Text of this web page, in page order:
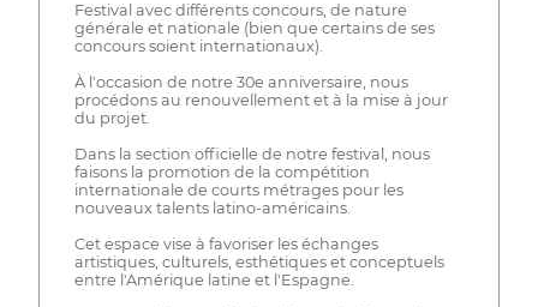
Festival avec différents concours, de nature
générale et nationale (bien que certains de ses
concours soient internationaux).
À l'occasion de notre 30e anniversaire, nous
procédons au renouvellement et à la mise à jour
du projet.
Dans la section officielle de notre festival, nous
faisons la promotion de la compétition
internationale de courts métrages pour les
nouveaux talents latino-américains.
Cet espace vise à favoriser les échanges
artistiques, culturels, esthétiques et conceptuels
entre l'Amérique latine et l'Espagne.